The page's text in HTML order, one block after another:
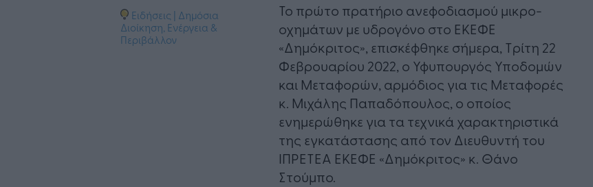
Ειδήσεις | Δημόσια
Διοίκηση, Ενέργεια &
Περιβάλλον
​Το πρώτο πρατήριο ανεφοδιασμού μικρο-
οχημάτων με υδρογόνο στο ΕΚΕΦΕ
«Δημόκριτος», επισκέφθηκε σήμερα, Τρίτη 22
Φεβρουαρίου 2022, ο Υφυπουργός Υποδομών
και Μεταφορών, αρμόδιος για τις Μεταφορές
κ. Μιχάλης Παπαδόπουλος, ο οποίος
ενημερώθηκε για τα τεχνικά χαρακτηριστικά
της εγκατάστασης από τον Διευθυντή του
ΙΠΡΕΤΕΑ ΕΚΕΦΕ «Δημόκριτος» κ. Θάνο
Στούμπο.